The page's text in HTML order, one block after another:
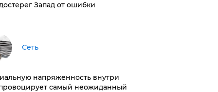
Запад от ошибки
Сеть
напряженность внутри
самый неожиданный